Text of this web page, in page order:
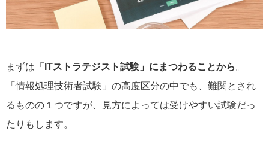
まずは 「ITストラテジスト試験」にまつわることから 。
「情報処理技術者試験」の高度区分の中でも、難関とされ
るものの１つですが、見方によっては受けやすい試験だっ
たりもします。